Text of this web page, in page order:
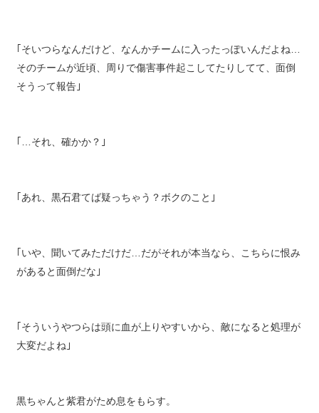
｢そいつらなんだけど、なんかチームに入ったっぽいんだよね…
そのチームが近頃、周りで傷害事件起こしてたりしてて、面倒
そうって報告｣
｢…それ、確かか？｣
｢あれ、黒石君てば疑っちゃう？ボクのこと｣
｢いや、聞いてみただけだ…だがそれが本当なら、こちらに恨み
があると面倒だな｣
｢そういうやつらは頭に血が上りやすいから、敵になると処理が
大変だよね｣
黒ちゃんと紫君がため息をもらす。